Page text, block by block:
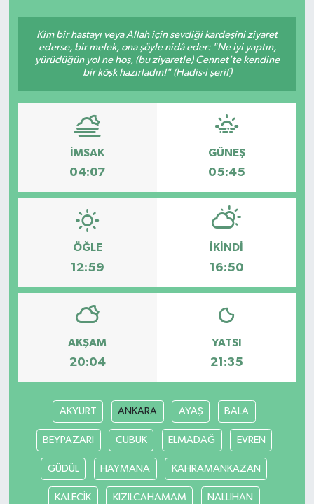
Kim bir hastayı veya Allah için sevdiği kardeşini ziyaret
ederse, bir melek, ona şöyle nidâ eder: "Ne iyi yaptın,
yürüdüğün yol ne hoş, (bu ziyaretle) Cennet'te kendine
bir köşk hazırladın!" (Hadis-i şerif)
İMSAK
04:07
GÜNEŞ
05:45
ÖĞLE
12:59
İKINDI
16:50
AKŞAM
20:04
YATSI
21:35
AKYURT ANKARA AYAŞ BALA
BEYPAZARI CUBUK ELMADAĞ EVREN
GÜDÜL HAYMANA KAHRAMANKAZAN
KALECİK KIZILCAHAMAM NALLIHAN
Spor
Türkiye